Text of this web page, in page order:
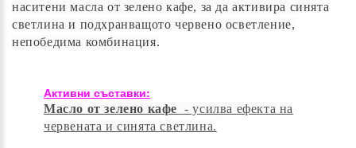
наситени масла от зелено кафе, за да активира синята
светлина и подхранващото червено осветление,
непобедима комбинация.
Активни съставки:
Масло от зелено кафе - усилва ефекта на
червената и синята светлина.